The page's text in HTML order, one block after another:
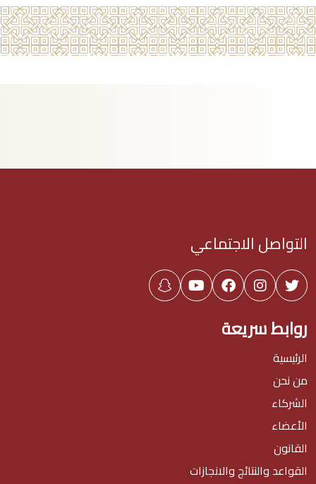
التواصل الاجتماعي
روابط سريعة
الرئيسية
من نحن
الشركاء
الأعضاء
القانون
القواعد والنتائج والانجازات